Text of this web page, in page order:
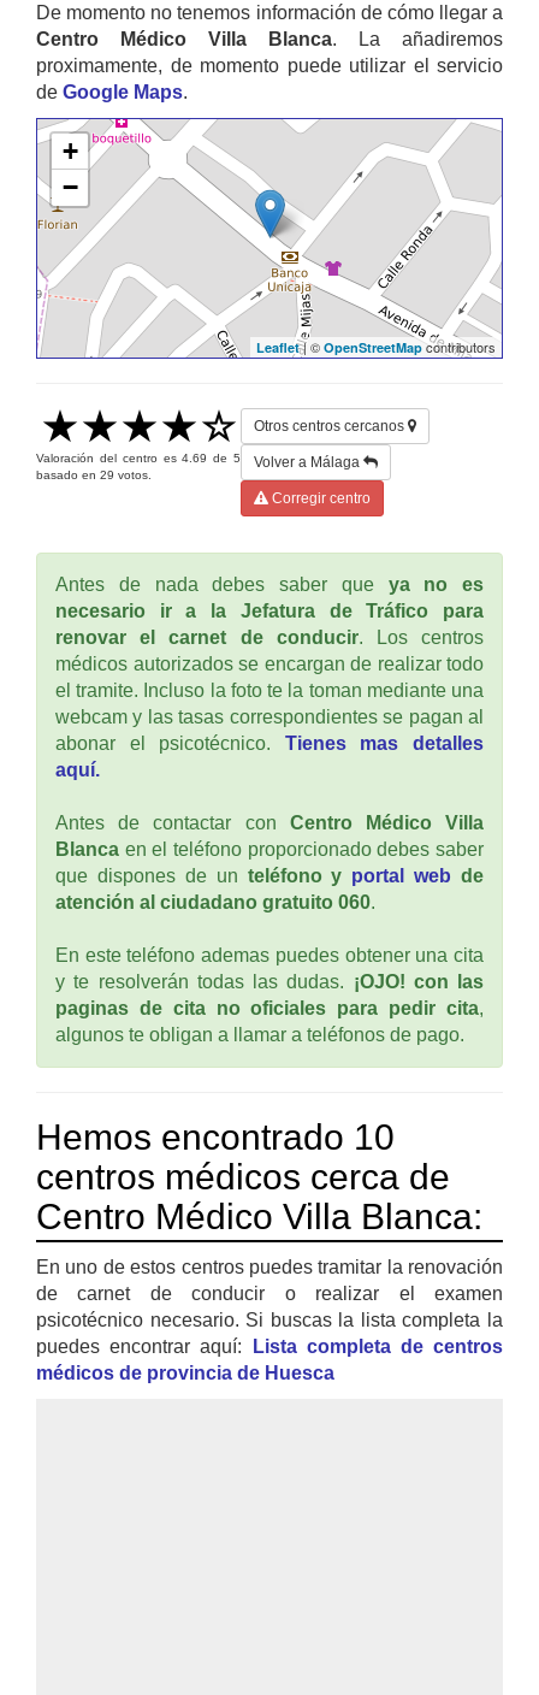
De momento no tenemos información de cómo llegar a
Centro Médico Villa Blanca. La añadiremos
proximamente, de momento puede utilizar el servicio
de Google Maps.
+
−
Leaflet| © OpenStreetMapcontributors
Valoración del centro es4.69 de5
basado en 29 votos.
Otros centros cercanos
Volver a Málaga
Corregir centro
Antes de nada debes saber que ya no es
necesario ir a la Jefatura de Tráfico para
renovar el carnet de conducir. Los centros
médicos autorizados se encargan de realizar todo
el tramite. Incluso la foto te la toman mediante una
webcam y las tasas correspondientes se pagan al
abonar el psicotécnico. Tienes mas detalles
aquí.
Antes de contactar con Centro Médico Villa
Blanca en el teléfono proporcionado debes saber
que dispones de un teléfono y portal web de
atención al ciudadano gratuito 060.
En este teléfono ademas puedes obtener una cita
y te resolverán todas las dudas. ¡OJO! con las
paginas de cita no oficiales para pedir cita,
algunos te obligan a llamar a teléfonos de pago.
Hemos encontrado 10
centros médicos cerca de
Centro Médico Villa Blanca:
En uno de estos centros puedes tramitar la renovación
de carnet de conducir o realizar el examen
psicotécnico necesario. Si buscas la lista completa la
puedes encontrar aquí:
Lista completa de centros
médicos de provincia de Huesca